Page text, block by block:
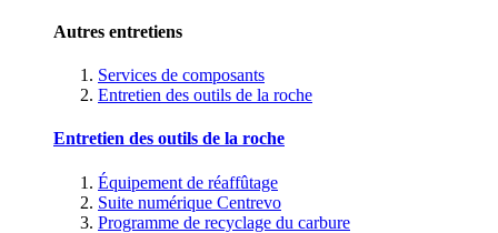
Autres entretiens
Services de composants
Entretien des outils de la roche
Entretien des outils de la roche
Équipement de réaffûtage
Suite numérique Centrevo
Programme de recyclage du carbure